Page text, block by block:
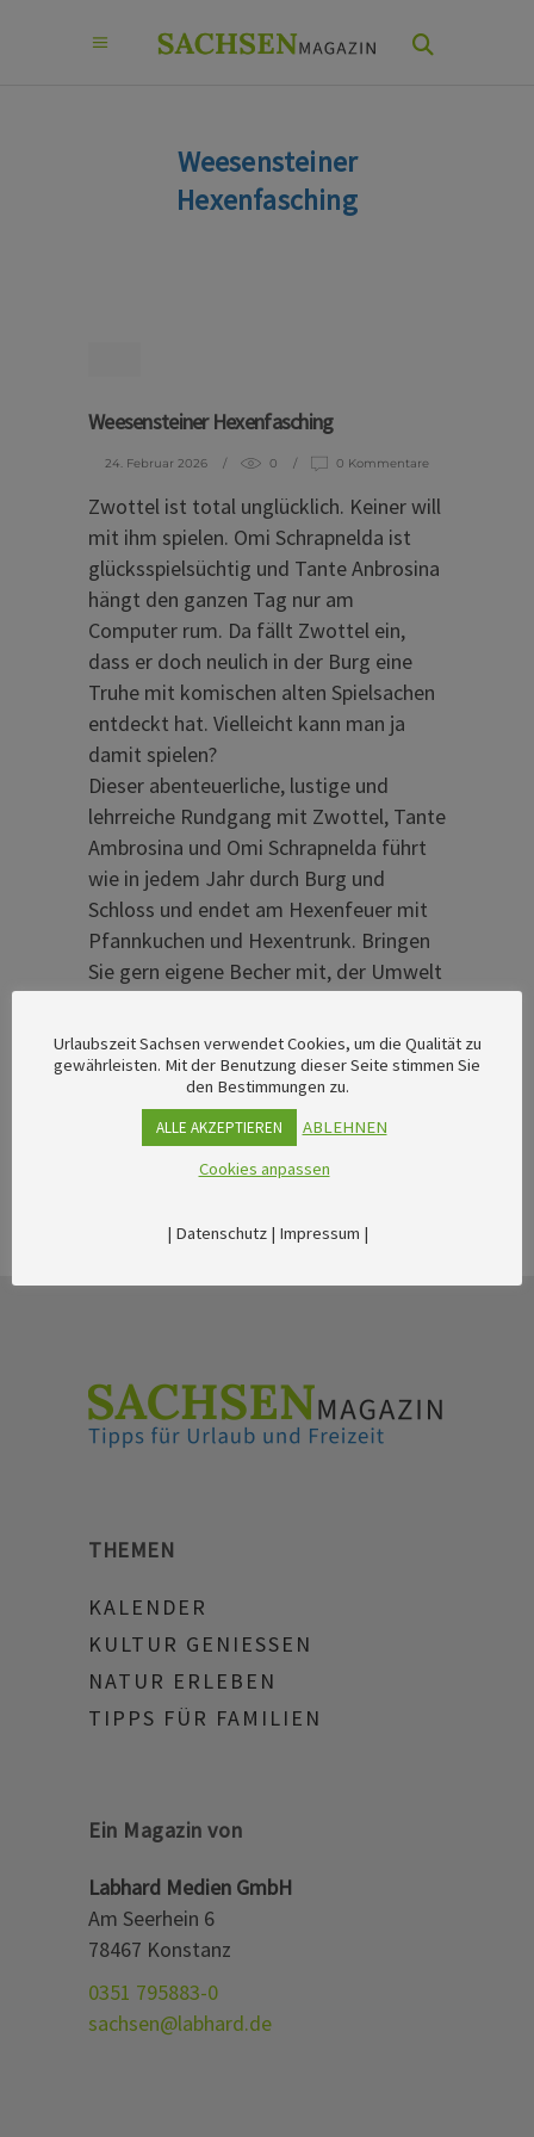
Weesensteiner
Hexenfasching
Weesensteiner Hexenfasching
24. Februar 2026 0 0 Kommentare
Zwottel ist total unglücklich. Keiner will
mit ihm spielen. Omi Schrapnelda ist
glücksspielsüchtig und Tante Anbrosina
hängt den ganzen Tag nur am
Computer rum. Da fällt Zwottel ein,
dass er doch neulich in der Burg eine
Truhe mit komischen alten Spielsachen
entdeckt hat. Vielleicht kann man ja
damit spielen?
Dieser abenteuerliche, lustige und
lehrreiche Rundgang mit Zwottel, Tante
Ambrosina und Omi Schrapnelda führt
wie in jedem Jahr durch Burg und
Schloss und endet am Hexenfeuer mit
Pfannkuchen und Hexentrunk. Bringen
Sie gern eigene Becher mit, der Umwelt
Müglitztal, jeweils 13 & 15 Uhr
THEMEN
KALENDER
KULTUR GENIESSEN
NATUR ERLEBEN
TIPPS FÜR FAMILIEN
Ein Magazin von
Labhard Medien GmbH
Am Seerhein 6
78467 Konstanz
0351 795883-0
sachsen@labhard.de
Urlaubszeit Sachsen verwendet Cookies, um die Qualität zu
gewährleisten. Mit der Benutzung dieser Seite stimmen Sie
den Bestimmungen zu.
ALLE AKZEPTIEREN
ABLEHNEN
Cookies anpassen
| Datenschutz| Impressum |